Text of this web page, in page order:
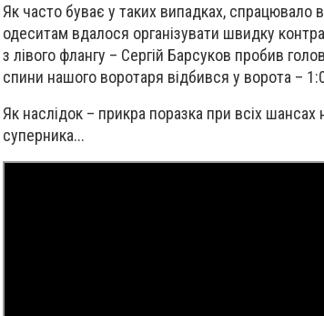
Як часто буває у таких випадках, спрацювало
одеситам вдалося організувати швидку
з лівого флангу – Сергій Барсуков пробив
спини нашого воротаря відбився у ворота –
Як наслідок – прикра поразка при всіх шансах
суперника...